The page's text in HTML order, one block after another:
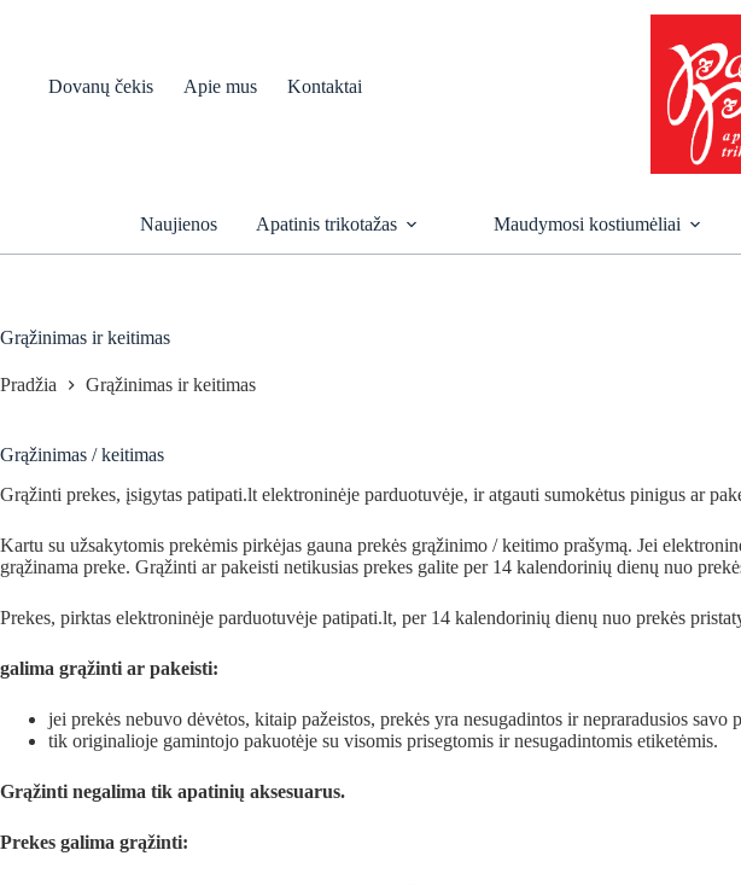
Dovanų čekis
Apie mus Kontaktai
Naujienos Apatinis trikotažas Maudymosi kostiumėliai
Grąžinimas ir keitimas
Pradžia Grąžinimas ir keitimas
Grąžinimas / keitimas
Grąžinti prekes, įsigytas patipati.lt elektroninėje parduotuvėje, ir atgauti sumokėtus pinigus ar
Kartu su užsakytomis prekėmis pirkėjas gauna prekės grąžinimo / keitimo prašymą. Jei
grąžinama preke. Grąžinti ar pakeisti netikusias prekes galite per 14 kalendorinių dienų nuo
Prekes, pirktas elektroninėje parduotuvėje patipati.lt, per 14 kalendorinių dienų nuo prekės
galima grąžinti ar pakeisti:
jei prekės nebuvo dėvėtos, kitaip pažeistos, prekės yra nesugadintos ir nepraradusios savo
tik originalioje gamintojo pakuotėje su visomis prisegtomis ir nesugadintomis etiketėmis.
Grąžinti negalima tik apatinių aksesuarus.
Prekes galima grąžinti: